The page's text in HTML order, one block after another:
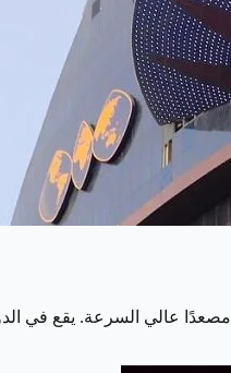
يُعتبر مركز قطر للمعارض والتجارة من أقدم الأبنية في قطر بارتفاع